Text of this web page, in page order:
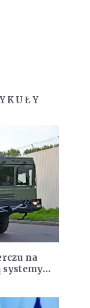
na
systemy